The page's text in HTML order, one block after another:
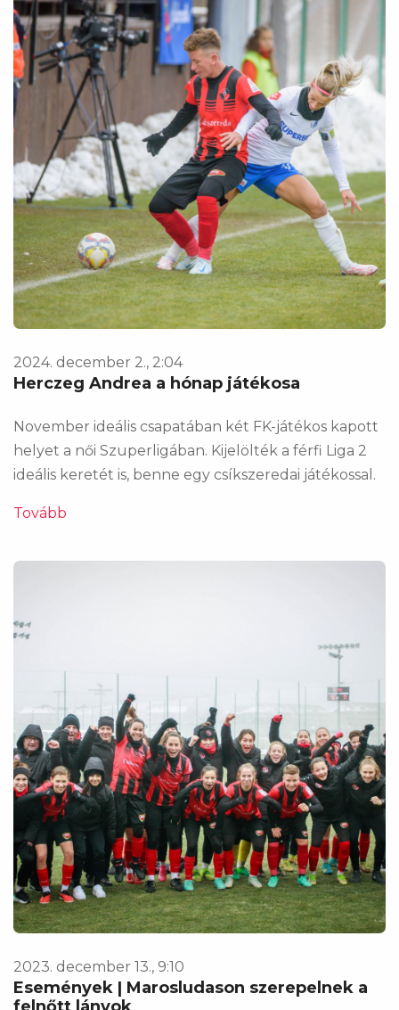
2024. december 2., 2:04
Herczeg Andrea a hónap játékosa
November ideális csapatában két FK-játékos kapott
helyet a női Szuperligában. Kijelölték a férfi Liga 2
ideális keretét is, benne egy csíkszeredai játékossal.
Tovább
2023. december 13., 9:10
Események | Marosludason szerepelnek a
felnőtt lányok